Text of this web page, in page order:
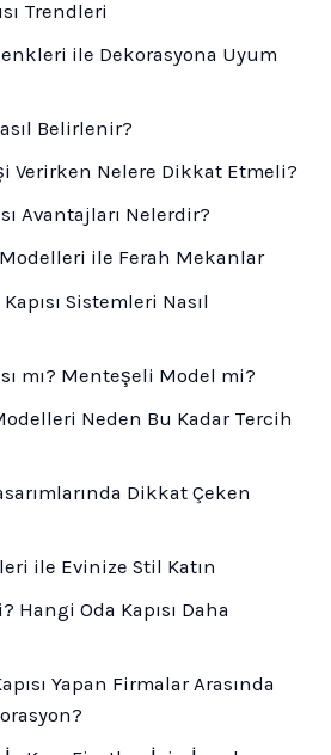
Trendleri
ile Dekorasyona Uyum
Belirlenir?
Verirken Nelere Dikkat Etmeli?
Avantajları Nelerdir?
Modelleri ile Ferah Mekanlar
Sistemleri Nasıl
mı? Menteşeli Model mi?
Neden Bu Kadar Tercih
Dikkat Çeken
ile Evinize Stil Katın
Hangi Oda Kapısı Daha
Yapan Firmalar Arasında